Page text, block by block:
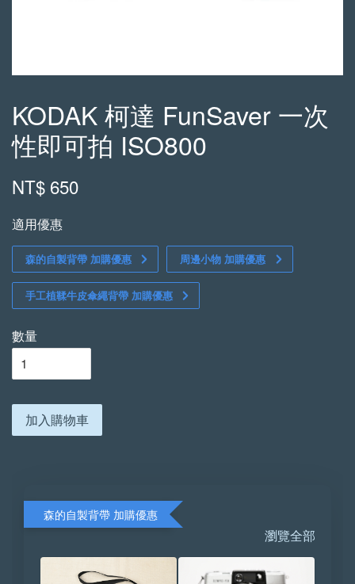
KODAK 柯達 FunSaver 一次
性即可拍 ISO800
NT$ 650
適用優惠
森的自製背帶 加購優惠 周邊小物 加購優惠
手工植鞣牛皮傘繩背帶 加購優惠
數量
加入購物車
森的自製背帶 加購優惠
瀏覽全部